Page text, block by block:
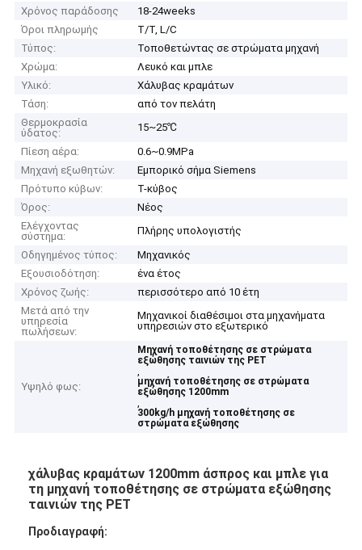
Χρόνος παράδοσης
18-24weeks
Όροι πληρωμής
T/T, L/C
Τύπος:
Τοποθετώντας σε στρώματα μηχανή
Χρώμα:
Λευκό και μπλε
Υλικό:
Χάλυβας κραμάτων
Τάση:
από τον πελάτη
Θερμοκρασία
ύδατος:
15~25℃
Πίεση αέρα:
0.6~0.9MPa
Μηχανή εξωθητών:
Εμπορικό σήμα Siemens
Πρότυπο κύβων:
Τ-κύβος
Όρος:
Νέος
Ελέγχοντας
σύστημα:
Πλήρης υπολογιστής
Οδηγημένος τύπος:
Μηχανικός
Εξουσιοδότηση:
ένα έτος
Χρόνος ζωής:
περισσότερο από 10 έτη
Μετά από την
υπηρεσία
πωλήσεων:
Μηχανικοί διαθέσιμοι στα μηχανήματα
υπηρεσιών στο εξωτερικό
Υψηλό φως:
Μηχανή τοποθέτησης σε στρώματα
εξώθησης ταινιών της PET
,
μηχανή τοποθέτησης σε στρώματα
εξώθησης 1200mm
,
300kg/h μηχανή τοποθέτησης σε
στρώματα εξώθησης
χάλυβας κραμάτων 1200mm άσπρος και μπλε για
τη μηχανή τοποθέτησης σε στρώματα εξώθησης
ταινιών της PET
Προδιαγραφή: